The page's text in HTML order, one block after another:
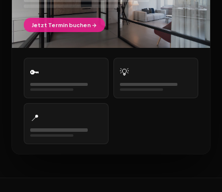
Jetzt Termin buchen →
🔑 💡
📍